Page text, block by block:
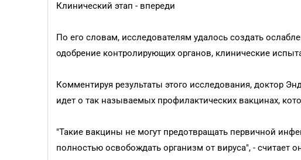
Клинический этап - впереди
По его словам, исследователям удалось создать
одобрение контролирующих органов, клинические
Комментируя результаты этого исследования, доктор
идет о так называемых профилактических вакцинах,
"Такие вакцины не могут предотвращать первичной
полностью освобождать организм от вируса", - считает